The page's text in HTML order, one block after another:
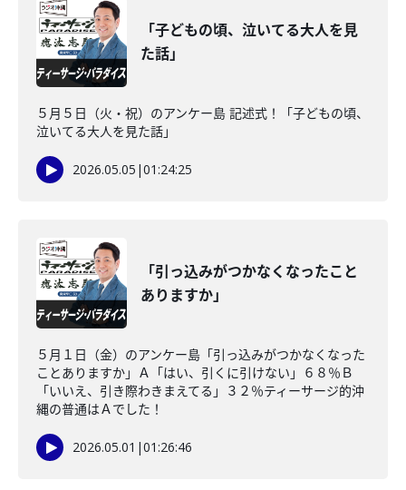
「子どもの頃、泣いてる大人を見
た話」
５月５日（火・祝）のアンケー島 記述式！「子どもの頃、
泣いてる大人を見た話」
2026.05.05 |01:24:25
「引っ込みがつかなくなったこと
ありますか」
５月１日（金）のアンケー島「引っ込みがつかなくなった
ことありますか」Ａ「はい、引くに引けない」６８％Ｂ
「いいえ、引き際わきまえてる」３２％ティーサージ的沖
縄の普通はＡでした！
2026.05.01 |01:26:46